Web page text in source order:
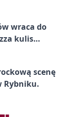
wraca do
kulis
scenę
Rybniku.